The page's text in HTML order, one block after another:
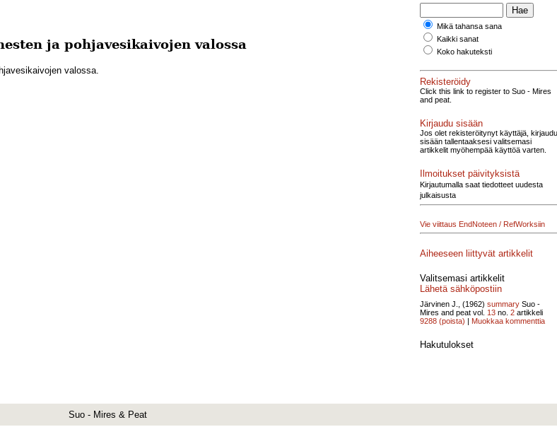
ja pohjavesikaivojen valossa
valossa.
Mikä tahansa sana
Kaikki sanat
Koko hakuteksti
Rekisteröidy
Click this link to register to Suo - Mires
and peat.
Kirjaudu sisään
Jos olet rekisteröitynyt käyttäjä, kirjaudu
sisään tallentaaksesi valitsemasi
artikkelit myöhempää käyttöä varten.
Ilmoitukset päivityksistä
Kirjautumalla saat tiedotteet uudesta
julkaisusta
Vie viittaus EndNoteen / RefWorksiin
Aiheeseen liittyvät artikkelit
Valitsemasi artikkelit
Lähetä sähköpostiin
Järvinen J., (1962) summary Suo -
Mires and peat vol. 13 no. 2 artikkeli
9288 (poista) | Muokkaa kommenttia
Hakutulokset
Suo - Mires & Peat